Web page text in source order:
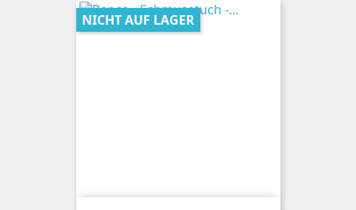
NICHT AUF LAGER